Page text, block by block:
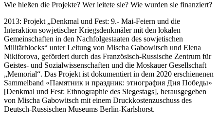
Wie hießen die Projekte? Wer leitete sie? Wie wurden sie finanziert?
2013: Projekt „Denkmal und Fest: 9.- Mai-Feiern und die
Interaktion sowjetischer Kriegsdenkmäler mit den lokalen
Gemeinschaften in den Nachfolgestaaten des sowjetischen
Militärblocks“ unter Leitung von Mischa Gabowitsch und Elena
Nikiforova, gefördert durch das Französisch-Russische Zentrum für
Geistes- und Sozialwissenschaften und die Moskauer Gesellschaft
„Memorial“. Das Projekt ist dokumentiert in dem 2020 erschienenen
Sammelband «Памятник и праздник: этнография Дня Победы»
[Denkmal und Fest: Ethnographie des Siegestags], herausgegeben
von Mischa Gabowitsch mit einem Druckkostenzuschuss des
Deutsch-Russischen Museums Berlin-Karlshorst.